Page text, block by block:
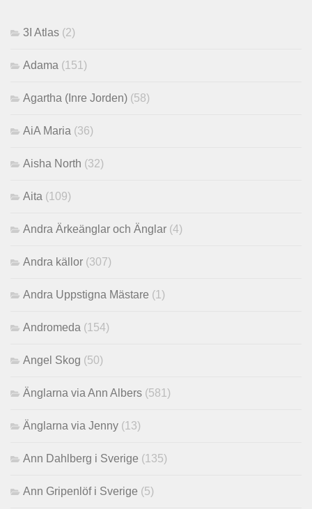
3I Atlas (2)
Adama (151)
Agartha (Inre Jorden) (58)
AiA Maria (36)
Aisha North (32)
Aita (109)
Andra Ärkeänglar och Änglar (4)
Andra källor (307)
Andra Uppstigna Mästare (1)
Andromeda (154)
Angel Skog (50)
Änglarna via Ann Albers (581)
Änglarna via Jenny (13)
Ann Dahlberg i Sverige (135)
Ann Gripenlöf i Sverige (5)